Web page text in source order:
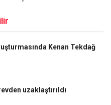
Kenan Tekdağ
uzaklaştırıldı